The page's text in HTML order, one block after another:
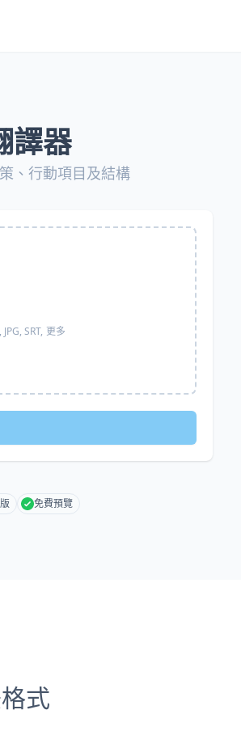
譯器
、行動項目及結構
SRT, 更多
免費預覽
式